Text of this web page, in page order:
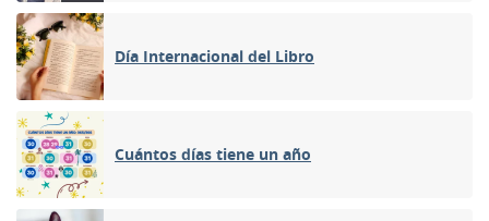
Día Internacional del Libro
Cuántos días tiene un año